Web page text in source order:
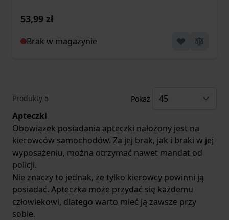
53,99 zł
Brak w magazynie
Produkty 5 Pokaż
Apteczki
Obowiązek posiadania apteczki nałożony jest na
kierowców samochodów. Za jej brak, jak i braki w jej
wyposażeniu, można otrzymać nawet mandat od
policji.
Nie znaczy to jednak, że tylko kierowcy powinni ją
posiadać. Apteczka może przydać się każdemu
człowiekowi, dlatego warto mieć ją zawsze przy
sobie.